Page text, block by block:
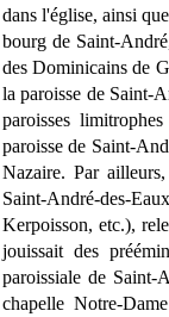
dans l'église, ainsi
bourg de Saint-
des Dominicains de
la paroisse de Saint-
paroisses
paroisse de Saint-
Nazaire. Par
Saint-André-des-
Kerpoisson, etc.),
jouissait des
paroissiale de Saint-
chapelle Notre-